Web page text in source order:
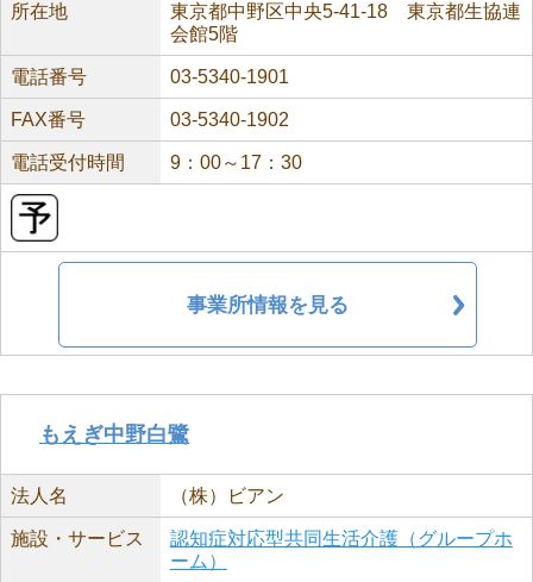
所在地
東京都中野区中央5-41-18 東京都生協連
会館5階
電話番号 03-5340-1901
FAX番号 03-5340-1902
電話受付時間 9：00～17：30
事業所情報を見る
もえぎ中野白鷺
法人名 （株）ビアン
施設・サービス
認知症対応型共同生活介護（グループホ
ーム）